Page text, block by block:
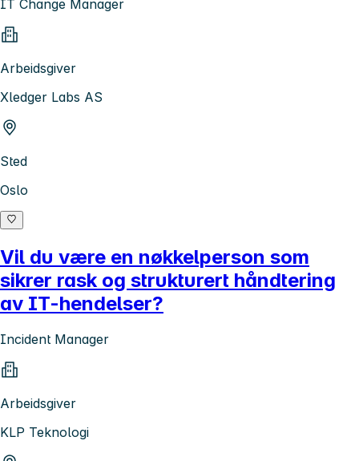
IT Change Manager
Arbeidsgiver
Xledger Labs AS
Sted
Oslo
Vil du være en nøkkelperson som
sikrer rask og strukturert håndtering
av IT-hendelser?
Incident Manager
Arbeidsgiver
KLP Teknologi